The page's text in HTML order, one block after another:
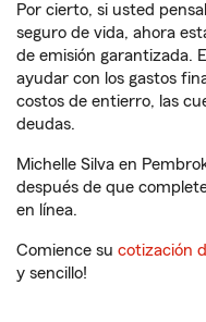
Por cierto, si usted
seguro de vida, ahora
de emisión garantizada.
ayudar con los gastos
costos de entierro, las
deudas.
Michelle Silva en
después de que
en línea.
Comience su cotización
y sencillo!